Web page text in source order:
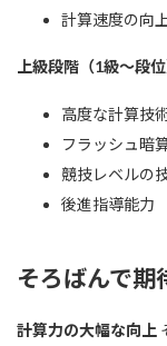
計算速度の向
上級段階（1級～段位
高度な計算技
フラッシュ暗
競技レベルの
後進指導能力
そろばんで期
計算力の大幅な向上